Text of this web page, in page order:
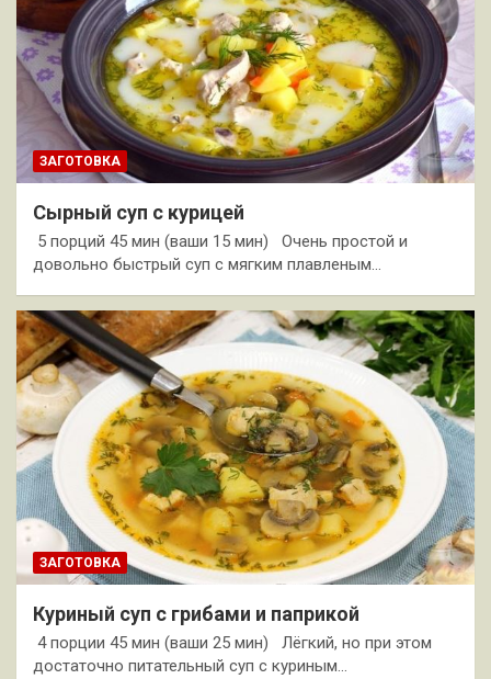
ЗАГОТОВКА
Сырный суп с курицей
5 порций 45 мин (ваши 15 мин) Очень простой и
довольно быстрый суп с мягким плавленым…
ЗАГОТОВКА
Куриный суп с грибами и паприкой
4 порции 45 мин (ваши 25 мин) Лёгкий, но при этом
достаточно питательный суп с куриным…